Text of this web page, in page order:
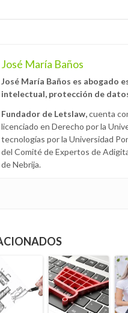
José María Baños
José María Baños es abogado
intelectual, protección de
Fundador de Letslaw,cuenta
licenciado en Derecho por la
tecnologías por la Universidad
del Comité de Expertos de
de Nebrija.